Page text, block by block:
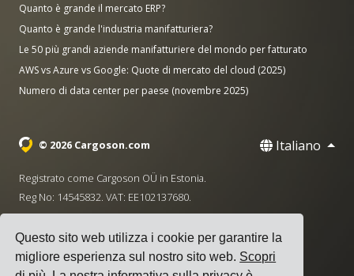
Questo sito web utilizza i cookie per garantire la
migliore esperienza sul nostro sito web. Scopri
Quanto è grande il mercato ERP?
Quanto è grande l'industria manifatturiera?
Le 50 più grandi aziende manifatturiere del mondo per fatturato
AWS vs Azure vs Google: Quote di mercato del cloud (2025)
Numero di data center per paese (novembre 2025)
© 2026 Cargoson.com Italiano
Registrato come Cargoson OÜ in Estonia.
Reg No: 14545832. VAT: EE102137680.
+372 5555 0028
·